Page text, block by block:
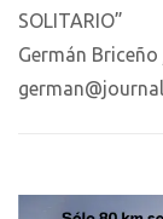
SOLITARIO”
Germán